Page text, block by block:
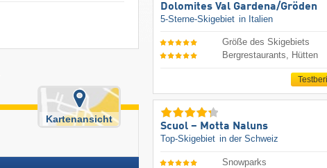
Kartenansicht
Dolomites Val Gardena/​Gröden
5-Sterne-Skigebiet in Italien
Größe des Skigebiets
Bergrestaurants, Hütten
Scuol – Motta Naluns
Top-Skigebiet in der Schweiz
Snowparks